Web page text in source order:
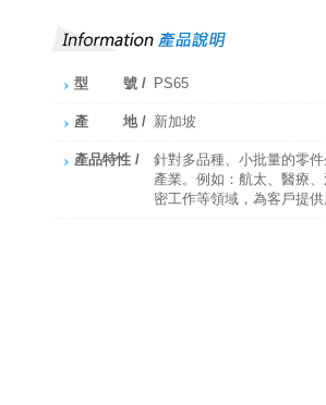
型 號 / PS65
產 地 / 新加坡
產品特性 /
針對多品種、小批量的零
產業。例如：航太、醫療
密工作等領域，為客戶提